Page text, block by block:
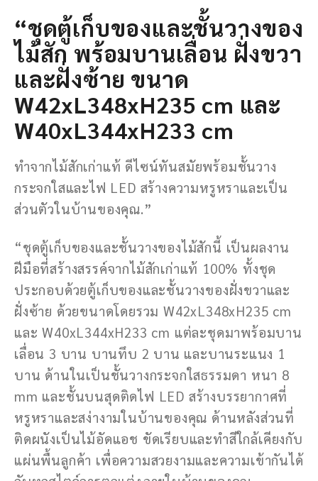
“ชุดตู้เก็บของและชั้นวางของ
ไม้สัก พร้อมบานเลื่อน ฝั่งขวา
และฝั่งซ้าย ขนาด
W42xL348xH235 cm และ
W40xL344xH233 cm
ทำจากไม้สักเก่าแท้ ดีไซน์ทันสมัยพร้อมชั้นวาง
กระจกใสและไฟ LED สร้างความหรูหราและเป็น
ส่วนตัวในบ้านของคุณ.”
“ชุดตู้เก็บของและชั้นวางของไม้สักนี้ เป็นผลงาน
ฝีมือที่สร้างสรรค์จากไม้สักเก่าแท้ 100% ทั้งชุด
ประกอบด้วยตู้เก็บของและชั้นวางของฝั่งขวาและ
ฝั่งซ้าย ด้วยขนาดโดยรวม W42xL348xH235 cm
และ W40xL344xH233 cm แต่ละชุดมาพร้อมบาน
เลื่อน 3 บาน บานทึบ 2 บาน และบานระแนง 1
บาน ด้านในเป็นชั้นวางกระจกใสธรรมดา หนา 8
mm และชั้นบนสุดติดไฟ LED สร้างบรรยากาศที่
หรูหราและสง่างามในบ้านของคุณ ด้านหลังส่วนที่
ติดผนังเป็นไม้อัดแอช ขัดเรียบและทำสีใกล้เคียงกับ
แผ่นพื้นลูกค้า เพื่อความสวยงามและความเข้ากันได้